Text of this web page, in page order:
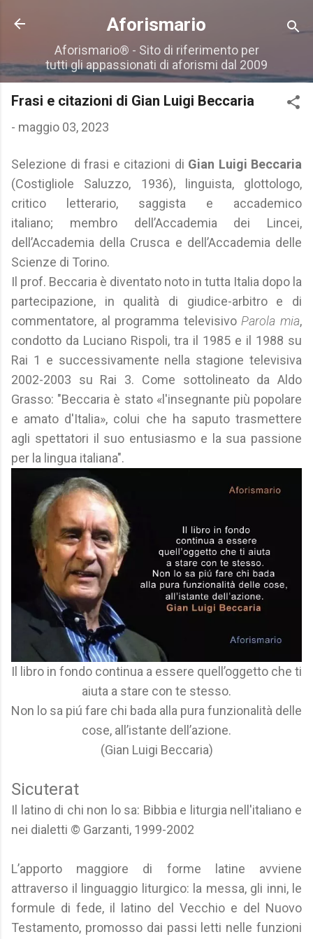
Passa ai contenuti principali
Aforismario
Aforismario® - Sito di riferimento per
tutti gli appassionati di aforismi dal 2009
Frasi e citazioni di Gian Luigi Beccaria
- maggio 03, 2023
Selezione di frasi e citazioni di Gian Luigi Beccaria
(Costigliole Saluzzo, 1936), linguista, glottologo,
critico letterario, saggista e accademico
italiano; membro dell’Accademia dei Lincei,
dell’Accademia della Crusca e dell’Accademia delle
Scienze di Torino.
Il prof. Beccaria è diventato noto in tutta Italia dopo la
partecipazione, in qualità di giudice-arbitro e di
commentatore, al programma televisivo Parola mia,
condotto da Luciano Rispoli, tra il 1985 e il 1988 su
Rai 1 e successivamente nella stagione televisiva
2002-2003 su Rai 3. Come sottolineato da Aldo
Grasso: "Beccaria è stato «l'insegnante più popolare
e amato d'Italia», colui che ha saputo trasmettere
agli spettatori il suo entusiasmo e la sua passione
per la lingua italiana".
Il libro in fondo continua a essere quell’oggetto che ti
aiuta a stare con te stesso.
Non lo sa piú fare chi bada alla pura funzionalità delle
cose, all’istante dell’azione.
(Gian Luigi Beccaria)
Sicuterat
Il latino di chi non lo sa: Bibbia e liturgia nell'italiano e
nei dialetti © Garzanti, 1999-2002
L’apporto maggiore di forme latine avviene
attraverso il linguaggio liturgico: la messa, gli inni, le
formule di fede, il latino del Vecchio e del Nuovo
Testamento, promosso dai passi letti nelle funzioni